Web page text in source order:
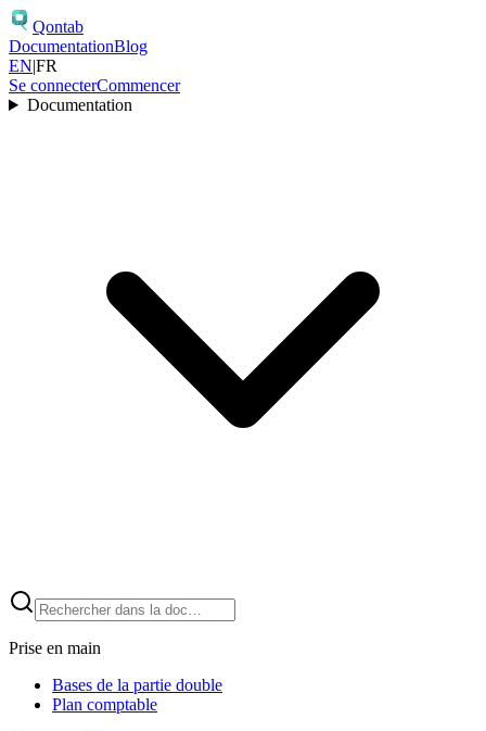
Qontab
DocumentationBlog
EN|FR
Se connecterCommencer
Documentation
Prise en main
Bases de la partie double
Plan comptable